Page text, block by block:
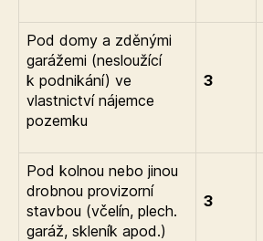
Pod domy a zděnými
garážemi (nesloužící
k podnikání) ve
vlastnictví nájemce
pozemku
3
Pod kolnou nebo jinou
drobnou provizorní
stavbou (včelín, plech.
garáž, skleník apod.)
3